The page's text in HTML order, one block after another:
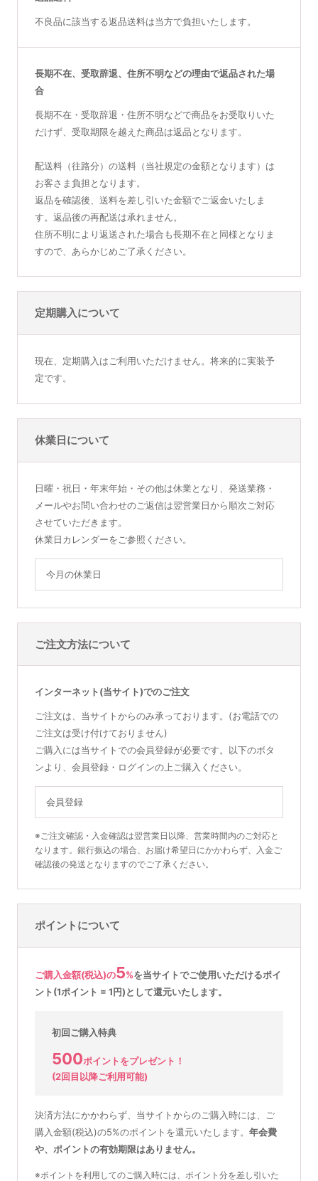
不良品に該当する返品送料は当方で負担いたします。
長期不在、受取辞退、住所不明などの理由で返品された場
合
長期不在・受取辞退・住所不明などで商品をお受取りいた
だけず、受取期限を越えた商品は返品となります。
配送料（往路分）の送料（当社規定の金額となります）は
お客さま負担となります。
返品を確認後、送料を差し引いた金額でご返金いたしま
す。返品後の再配送は承れません。
住所不明により返送された場合も長期不在と同様となりま
すので、あらかじめご了承ください。
定期購入について
現在、定期購入はご利用いただけません。将来的に実装予
定です。
休業日について
日曜・祝日・年末年始・その他は休業となり、発送業務・
メールやお問い合わせのご返信は翌営業日から順次ご対応
させていただきます。
休業日カレンダーをご参照ください。
今月の休業日
ご注文方法について
インターネット(当サイト)でのご注文
ご注文は、当サイトからのみ承っております。(お電話での
ご注文は受け付けておりません)
ご購入には当サイトでの会員登録が必要です。以下のボタ
ンより、会員登録・ログインの上ご購入ください。
会員登録
※ご注文確認・入金確認は翌営業日以降、営業時間内のご対応と
なります。銀行振込の場合、お届け希望日にかかわらず、入金ご
確認後の発送となりますのでご了承ください。
ポイントについて
ご購入金額(税込)の5%を当サイトでご使用いただけるポイ
ント(1ポイント = 1円)として還元いたします。
初回ご購入特典
500ポイントをプレゼント！
(2回目以降ご利用可能)
決済方法にかかわらず、当サイトからのご購入時には、ご
購入金額(税込)の5%のポイントを還元いたします。 年会費
や、ポイントの有効期限はありません。
※ポイントを利用してのご購入時には、ポイント分を差し引いた